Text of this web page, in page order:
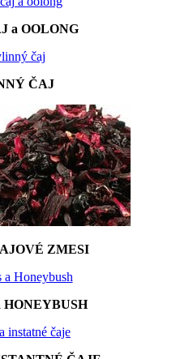
a OOLONG
ČAJ
ZMESI
HONEYBUSH